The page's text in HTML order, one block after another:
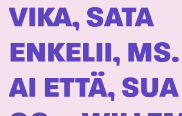
VIKA, SATA
ENKELII,
AI ETTÄ,